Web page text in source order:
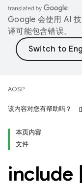
Google 会使用 AI
译可能包含错误。
AOSP
该内容对您有帮助吗？
本页内容
文件
include